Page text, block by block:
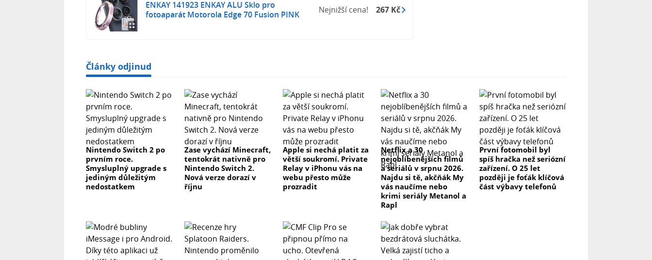
ENKAY 141923 ENKAY ALU Sklo pro
fotoaparát Motorola Edge 70 Fusion PINK
Nejnižší cena! 267 Kč
Články odjinud
Nintendo Switch 2 po
prvním roce.
Smysluplný upgrade s
jediným důležitým
nedostatkem
Zase vychází Minecraft,
tentokrát nativně pro
Nintendo Switch 2.
Nová verze dorazí v
říjnu
Apple si nechá platit za
větší soukromí. Private
Relay v iPhonu vás na
webu přesto může
prozradit
Netflix a 30
nejoblíbenějších filmů
a seriálů v srpnu 2026.
Najdu si tě, akčňák My
vás naučíme nebo
krimi seriály Metanol a
Rapl
První fotomobil byl
spíš hračka než seriózní
zařízení. O 25 let
později je foťák klíčová
část výbavy telefonů